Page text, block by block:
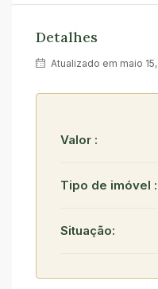
Detalhes
Atualizado em maio
Valor :
Tipo de imóvel :
Situação: